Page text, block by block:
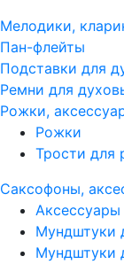
Мелодики,
Пан-флейты
Подставки для
Ремни для
Рожки,
Рожки
Трости для
Саксофоны,
Мундштуки
Мундштуки